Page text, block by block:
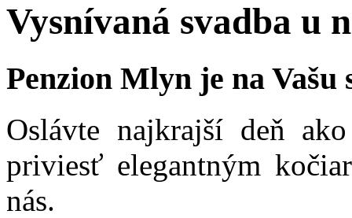
Vysnívaná svadba u
Penzion Mlyn je na Vašu
Oslávte najkrajší deň
priviesť elegantným
nás.